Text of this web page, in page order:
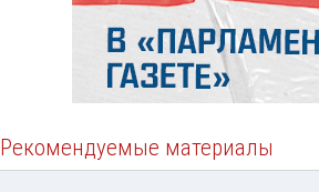
Рекомендуемые материалы